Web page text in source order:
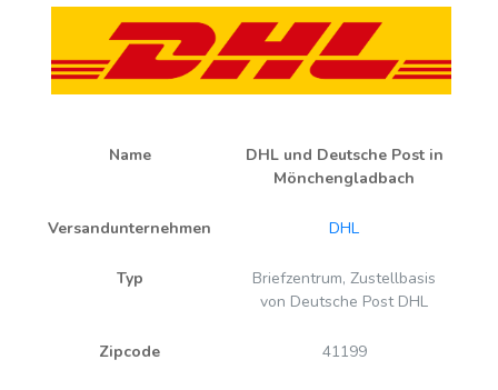
Name
DHL und Deutsche Post in
Mönchengladbach
Versandunternehmen DHL
Typ
Briefzentrum, Zustellbasis
von Deutsche Post DHL
Zipcode 41199